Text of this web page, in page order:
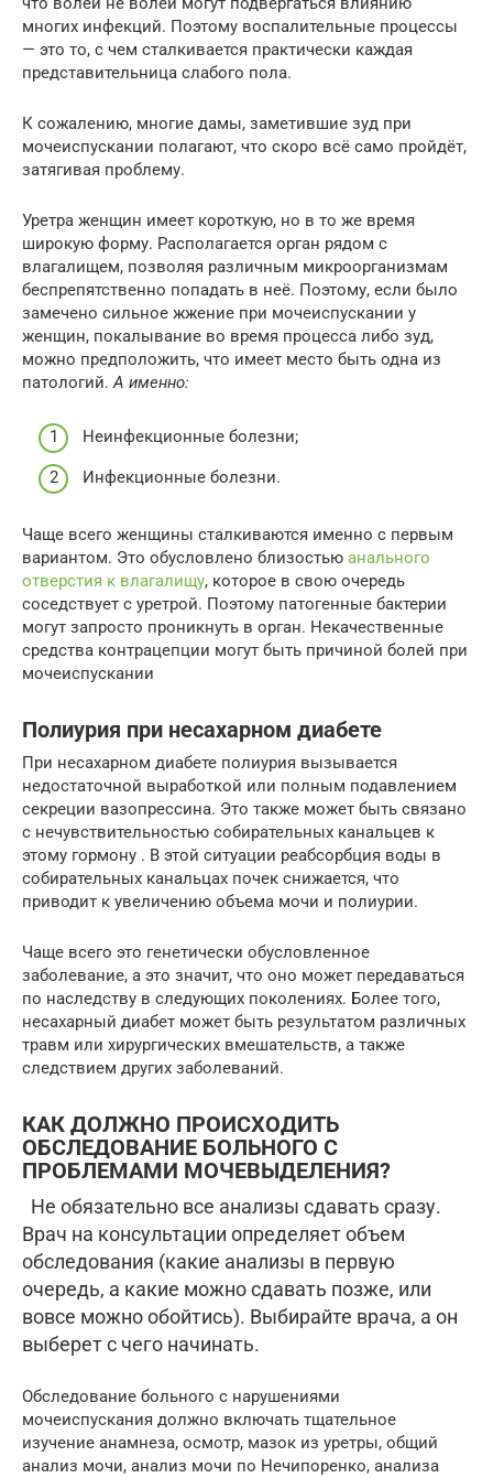
многих инфекций. Поэтому воспалительные процессы
— это то, с чем сталкивается практически каждая
представительница слабого пола.
К сожалению, многие дамы, заметившие зуд при
мочеиспускании полагают, что скоро всё само пройдёт,
затягивая проблему.
Уретра женщин имеет короткую, но в то же время
широкую форму. Располагается орган рядом с
влагалищем, позволяя различным микроорганизмам
беспрепятственно попадать в неё. Поэтому, если было
замечено сильное жжение при мочеиспускании у
женщин, покалывание во время процесса либо зуд,
можно предположить, что имеет место быть одна из
патологий.А именно:
Неинфекционные болезни;
Инфекционные болезни.
Чаще всего женщины сталкиваются именно с первым
вариантом. Это обусловлено близостью анального
отверстия к влагалищу, которое в свою очередь
соседствует с уретрой. Поэтому патогенные бактерии
могут запросто проникнуть в орган. Некачественные
средства контрацепции могут быть причиной болей при
мочеиспускании
Полиурия при несахарном диабете
При несахарном диабете полиурия вызывается
недостаточной выработкой или полным подавлением
секреции вазопрессина. Это также может быть связано
с нечувствительностью собирательных канальцев к
этому гормону . В этой ситуации реабсорбция воды в
собирательных канальцах почек снижается, что
приводит к увеличению объема мочи и полиурии.
Чаще всего это генетически обусловленное
заболевание, а это значит, что оно может передаваться
по наследству в следующих поколениях. Более того,
несахарный диабет может быть результатом различных
травм или хирургических вмешательств, а также
следствием других заболеваний.
КАК ДОЛЖНО ПРОИСХОДИТЬ
ОБСЛЕДОВАНИЕ БОЛЬНОГО С
ПРОБЛЕМАМИ МОЧЕВЫДЕЛЕНИЯ?
Не обязательно все анализы сдавать сразу.
Врач на консультации определяет объем
обследования (какие анализы в первую
очередь, а какие можно сдавать позже, или
вовсе можно обойтись). Выбирайте врача, а он
выберет с чего начинать.
Обследование больного с нарушениями
мочеиспускания должно включать тщательное
изучение анамнеза, осмотр, мазок из уретры, общий
анализ мочи, анализ мочи по Нечипоренко, анализа